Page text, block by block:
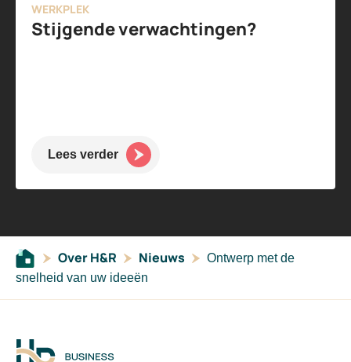
WERKPLEK
Stijgende verwachtingen?
Lees verder
Over H&R Nieuws
Ontwerp met de
snelheid van uw ideeën